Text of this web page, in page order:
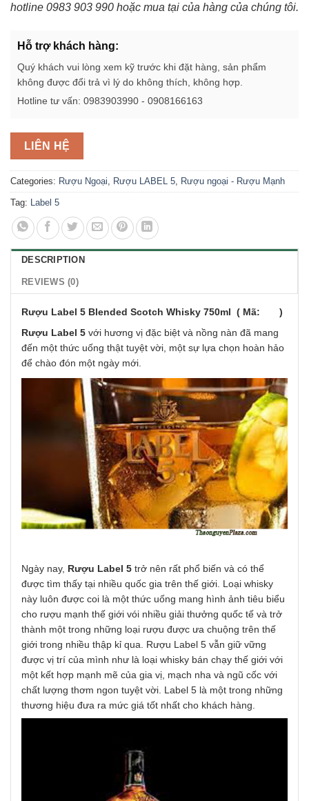
hotline 0983 903 990 hoặc mua tại của hàng của chúng tôi.
Hỗ trợ khách hàng:
Quý khách vui lòng xem kỹ trước khi đặt hàng, sản phẩm
không được đổi trả vì lý do không thích, không hợp.
Hotline tư vấn: 0983903990 - 0908166163
LIÊN HỆ
Categories: Rượu Ngoại Rượu LABEL 5 Rượu ngoại - Rượu Mạnh
Tag: Label 5
DESCRIPTION
REVIEWS (0)
Rượu Label 5 Blended Scotch Whisky 750ml ( Mã: )
Rượu Label 5 với hương vị đặc biệt và nồng nàn đã mang
đến một thức uống thật tuyệt vời, một sự lựa chọn hoàn hảo
để chào đón một ngày mới.
Ngày nay, Rượu Label 5 trở nên rất phổ biến và có thể
được tìm thấy tại nhiều quốc gia trên thế giới. Loại whisky
này luôn được coi là một thức uống mang hình ảnh tiêu biểu
cho rượu mạnh thế giới vói nhiều giải thưởng quốc tế và trở
thành một trong những loại rượu được ưa chuộng trên thế
giới trong nhiều thập kỉ qua. Rượu Label 5 vẫn giữ vững
được vị trí của mình như là loại whisky bán chạy thế giới với
một kết hợp mạnh mẽ của gia vị, mạch nha và ngũ cốc với
chất lượng thơm ngon tuyệt vời. Label 5 là một trong những
thương hiệu đưa ra mức giá tốt nhất cho khách hàng.